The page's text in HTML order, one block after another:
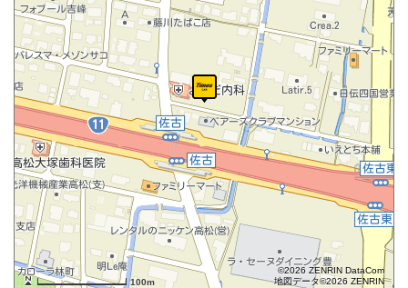
100m
©2026 ZENRIN DataCom
地図データ©2026 ZENRIN